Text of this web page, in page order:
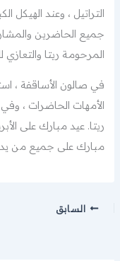
التراتيل ، وعند الهيكل
جميع الحاضرين
المرحومة ريتا والتعازي
في صالون الأساقفة ،
الأمهات الحاضرات ،
ريتا. عيد مبارك على
مبارك على جميع من
السابق